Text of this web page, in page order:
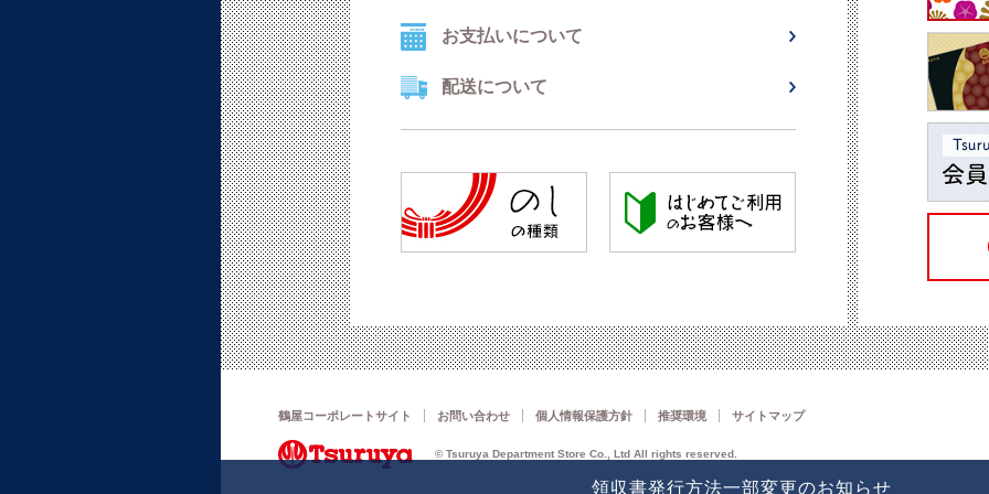
領収書発行方法一部変更のお知らせ
お支払いについて
配送について
鶴屋コーポレートサイト お問い合わせ 個人情報保護方針 推奨環境 サイトマップ
© Tsuruya Department Store Co., Ltd All rights reserved.